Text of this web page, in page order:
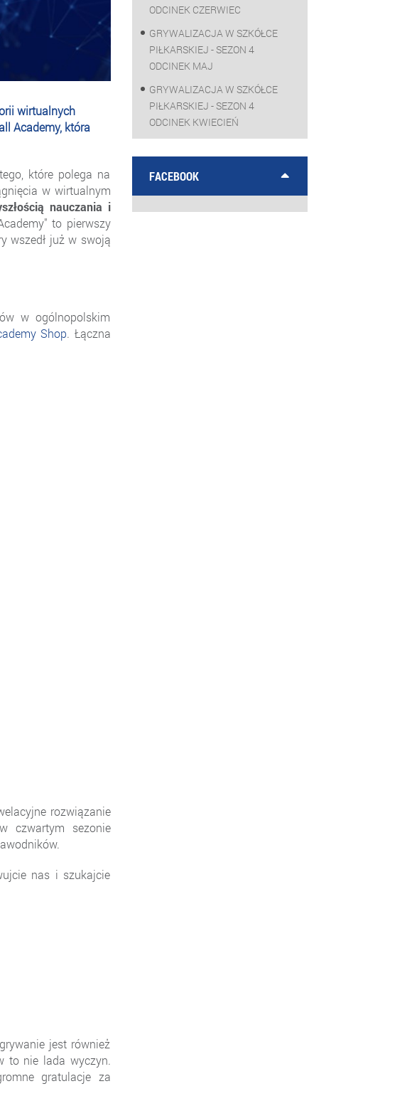
wirtualnych
Academy, która
które polega na
w wirtualnym
nauczania i
to pierwszy
wszedł już w swoją
w ogólnopolskim
Shop. Łączna
rozwiązanie
czwartym sezonie
nas i szukajcie
jest również
to nie lada wyczyn.
gratulacje za
ODCINEK CZERWIEC
GRYWALIZACJA W SZKÓŁCE
PIŁKARSKIEJ - SEZON 4
ODCINEK MAJ
GRYWALIZACJA W SZKÓŁCE
PIŁKARSKIEJ - SEZON 4
ODCINEK KWIECIEŃ
FACEBOOK